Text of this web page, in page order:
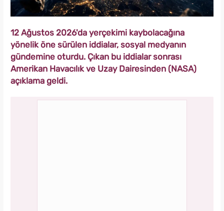
12 Ağustos 2026'da yerçekimi kaybolacağına
yönelik öne sürülen iddialar, sosyal medyanın
gündemine oturdu. Çıkan bu iddialar sonrası
Amerikan Havacılık ve Uzay Dairesinden (NASA)
açıklama geldi.